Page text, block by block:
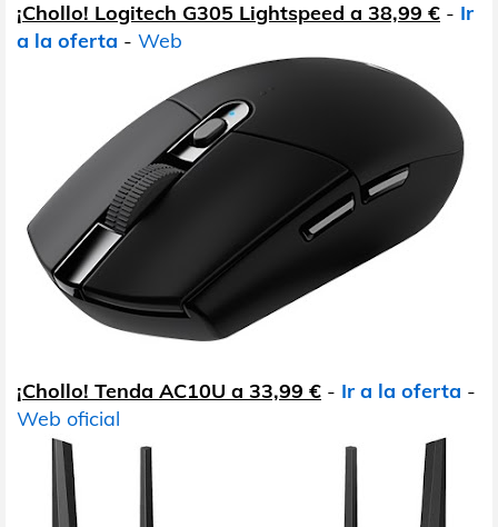
¡Chollo! Logitech G305 Lightspeed a 38,99 € - Ir
a la oferta - Web
¡Chollo! Tenda AC10U a 33,99 € - Ir a la oferta -
Web oficial